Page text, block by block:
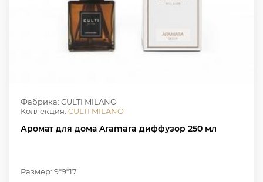
Фабрика: CULTI MILANO
Коллекция: CULTI MILANO
Аромат для дома Aramara диффузор 250 мл
Размер: 9*9*17